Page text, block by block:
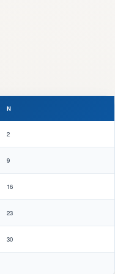
N
2
9
16
23
30